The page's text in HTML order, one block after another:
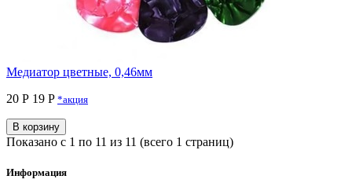
Медиатор цветные, 0,46мм
20 Р 19 P *акция
В корзину
Показано с 1 по 11 из 11 (всего 1 страниц)
Информация